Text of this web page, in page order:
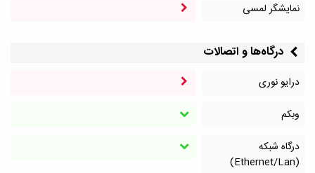
نمایشگر لمسی
درگاه‌ها و اتصالات
درایو نوری
وبکم
درگاه شبکه
(Ethernet/Lan)